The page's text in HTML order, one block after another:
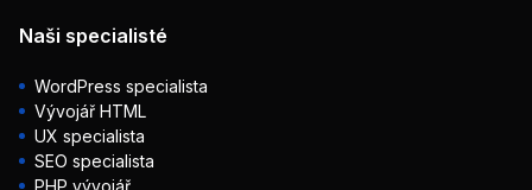
Naši specialisté
WordPress specialista
Vývojář HTML
UX specialista
SEO specialista
PHP vývojář